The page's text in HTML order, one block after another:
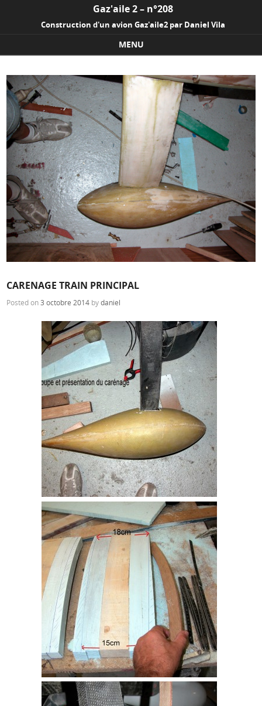
Gaz'aile 2 – n°208
Construction d'un avion Gaz'aile2 par Daniel Vila
MENU
CARENAGE TRAIN PRINCIPAL
Posted on3 octobre 2014 bydaniel